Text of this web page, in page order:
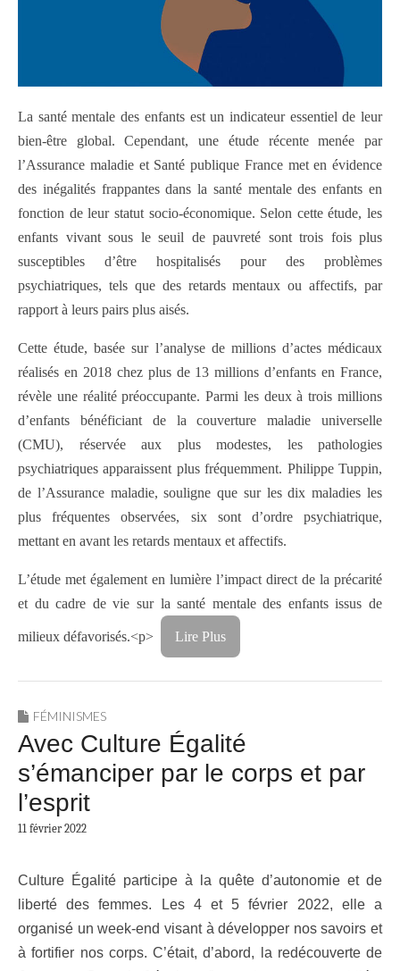
La santé mentale des enfants est un indicateur essentiel de leur
bien-être global. Cependant, une étude récente menée par
l’Assurance maladie et Santé publique France met en évidence
des inégalités frappantes dans la santé mentale des enfants en
fonction de leur statut socio-économique. Selon cette étude, les
enfants vivant sous le seuil de pauvreté sont trois fois plus
susceptibles d’être hospitalisés pour des problèmes
psychiatriques, tels que des retards mentaux ou affectifs, par
rapport à leurs pairs plus aisés.
Cette étude, basée sur l’analyse de millions d’actes médicaux
réalisés en 2018 chez plus de 13 millions d’enfants en France,
révèle une réalité préoccupante. Parmi les deux à trois millions
d’enfants bénéficiant de la couverture maladie universelle
(CMU), réservée aux plus modestes, les pathologies
psychiatriques apparaissent plus fréquemment. Philippe Tuppin,
de l’Assurance maladie, souligne que sur les dix maladies les
plus fréquentes observées, six sont d’ordre psychiatrique,
mettant en avant les retards mentaux et affectifs.
L’étude met également en lumière l’impact direct de la précarité
et du cadre de vie sur la santé mentale des enfants issus de
milieux défavorisés.<p> Lire Plus
FÉMINISMES
Avec Culture Égalité
s’émanciper par le corps et par
l’esprit
11 février 2022
Culture Égalité participe à la quête d’autonomie et de
liberté des femmes. Les 4 et 5 février 2022, elle a
organisé un week-end visant à développer nos savoirs et
à fortifier nos corps. C’était, d’abord, la redécouverte de